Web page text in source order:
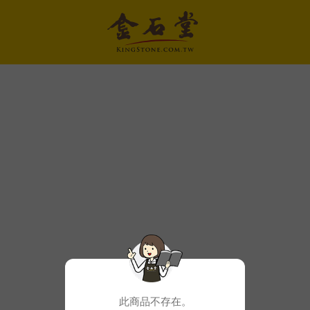
此商品不存在。